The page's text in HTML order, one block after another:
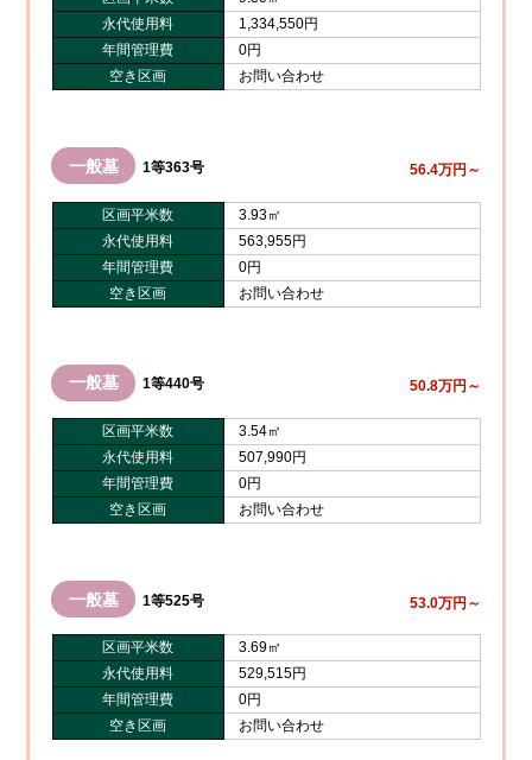
永代使用料
1,334,550円
年間管理費
0円
空き区画
お問い合わせ
一般墓 1等363号 56.4万円～
区画平米数
3.93㎡
永代使用料
563,955円
年間管理費
0円
空き区画
お問い合わせ
一般墓 1等440号 50.8万円～
区画平米数
3.54㎡
永代使用料
507,990円
年間管理費
0円
空き区画
お問い合わせ
一般墓 1等525号 53.0万円～
区画平米数
3.69㎡
永代使用料
529,515円
年間管理費
0円
空き区画
お問い合わせ